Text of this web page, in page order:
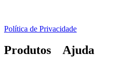
Política de Privacidade
Produtos Ajuda